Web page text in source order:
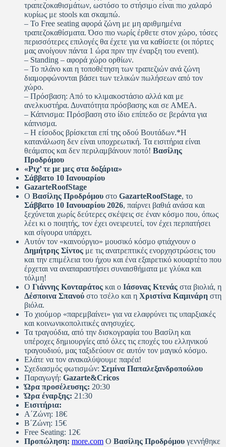
τραπεζοκαθισμάτων, ωστόσο το στήσιμο είναι πιο χαλαρό
κυρίως με stools και σκαμπώ.
– Το Free seating αφορά ζώνη με μη αριθμημένα
τραπεζοκαθίσματα. Όσο πιο νωρίς έρθετε στον χώρο, τόσες
περισσότερες επιλογές θα έχετε για να καθίσετε (οι πόρτες
μας ανοίγουν πάντα 1 ώρα πριν την έναρξη του event).
– Standing – αφορά χώρο ορθίων.
– Το πλάνο και η τοποθέτηση των τραπεζιών ανά ζώνη
διαμορφώνονται βάσει των τελικών πωλήσεων από τον
χώρο.
– Πρόσβαση: Από το κλιμακοστάσιο αλλά και με
ανελκυστήρα. Δυνατότητα πρόσβασης και σε ΑΜΕΑ.
– Κάπνισμα: Πρόσβαση στο ίδιο επίπεδο σε βεράντα για
κάπνισμα.
– Η είσοδος βρίσκεται επί της οδού Βουτάδων.*H
κατανάλωση δεν είναι υποχρεωτική. Τα εισιτήρια είναι
θεάματος και δεν περιλαμβάνουν ποτό! Βασίλης
Προδρόμου
«Ριχ’ τε με μες στα δοξάρια»
Σάββατο 10 Ιανουαρίου
GazarteRoofStage
Ο Βασίλης Προδρόμου στο GazarteRoofStage, το
Σάββατο 10 Ιανουαρίου 2026, παίρνει βαθιά ανάσα και
ξεχύνεται χωρίς δεύτερες σκέψεις σε έναν κόσμο που, όπως
λέει κι ο ποιητής, τον έχει ονειρευτεί, τον έχει περπατήσει
και σίγουρα υπάρχει.
Αυτόν τον «καινούργιο» μουσικό κόσμο φτιάχνουν ο
Δημήτρης Σίντος με τις ανατρεπτικές ενορχηστρώσεις του
και την επιμέλεια του ήχου και ένα εξαιρετικό κουαρτέτο που
έρχεται να αναπαραστήσει συναισθήματα με γλύκα και
τόλμη!
Ο Γιάννης Κονταράτος και ο Ιάσονας Κτενάς στα βιολιά, η
Δέσποινα Σπανού στο τσέλο και η Χριστίνα Καμινάρη στη
βιόλα.
Το χιούμορ «παρεμβαίνει» για να ελαφρύνει τις υπαρξιακές
και κοινωνικοπολιτικές ανησυχίες.
Τα τραγούδια, από την δισκογραφία του Βασίλη και
υπέροχες δημιουργίες από όλες τις εποχές του ελληνικού
τραγουδιού, μας ταξιδεύουν σε αυτόν τον μαγικό κόσμο.
Ελάτε να τον ανακαλύψουμε παρέα!
Σχεδιασμός φωτισμών: Σεμίνα Παπαλεξανδροπούλου
Παραγωγή: Gazarte&Cricos
Ώρα προσέλευσης: 20:30
Ώρα έναρξης: 21:30
Εισιτήρια:
Α΄Ζώνη: 18€
Β΄Ζώνη: 15€
Free Seating: 12€
Προπώληση: more.com Ο Βασίλης Προδρόμου γεννήθηκε